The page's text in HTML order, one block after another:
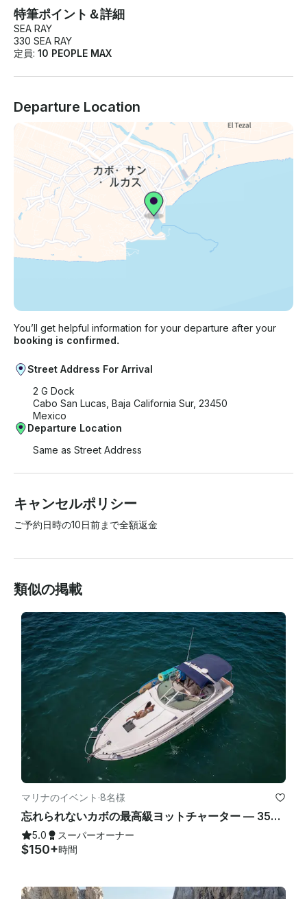
特筆ポイント＆詳細
SEA RAY
330 SEA RAY
定員: 10 PEOPLE MAX
Departure Location
You’ll get helpful information for your departure after your
booking is confirmed.
Street Address For Arrival
2 G Dock
Cabo San Lucas, Baja California Sur, 23450
Mexico
Departure Location
Same as Street Address
キャンセルポリシー
ご予約日時の10日前まで全額返金
類似の掲載
マリナのイベント ·8名様
忘れられないカボの最高級ヨットチャーター — 35フィートのシーレイ体験
5.0 スーパーオーナー
$150+時間